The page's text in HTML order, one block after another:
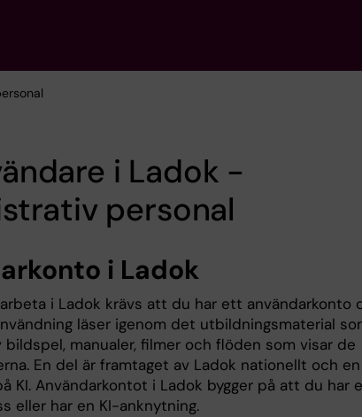
i Ladok -
personal
i Ladok
i Ladok krävs att du har ett användarkonto
läser igenom det utbildningsmaterial
manualer, filmer och flöden som visar de
En del är framtaget av Ladok nationellt och
KI. Användarkontot i Ladok bygger på att du har
eller har en KI-anknytning.